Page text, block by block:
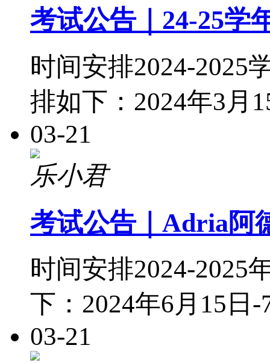
考试公告｜24-25学
时间安排2024-2025
排如下：2024年3月
03-21
乐小君
考试公告｜Adria阿
时间安排2024-2025
下：2024年6月15日
03-21